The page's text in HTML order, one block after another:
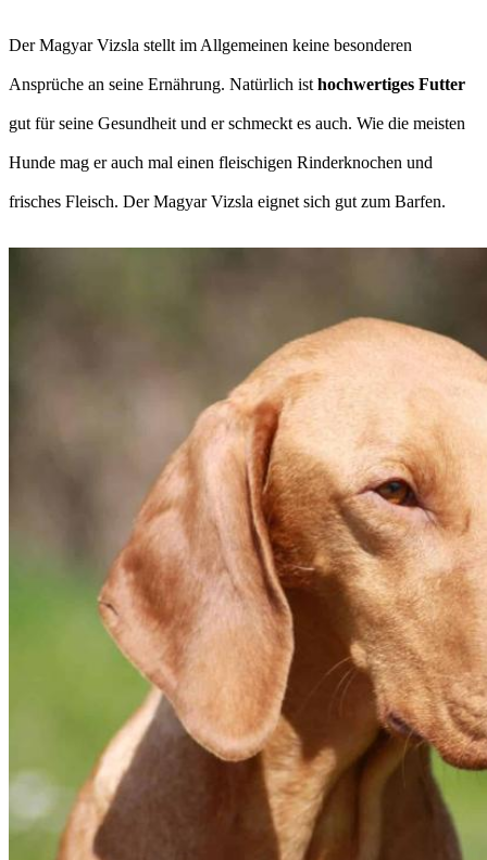
Der Magyar Vizsla stellt im Allgemeinen keine besonderen
Ansprüche an seine Ernährung. Natürlich ist hochwertiges Futter
gut für seine Gesundheit und er schmeckt es auch. Wie die meisten
Hunde mag er auch mal einen fleischigen Rinderknochen und
frisches Fleisch. Der Magyar Vizsla eignet sich gut zum Barfen.